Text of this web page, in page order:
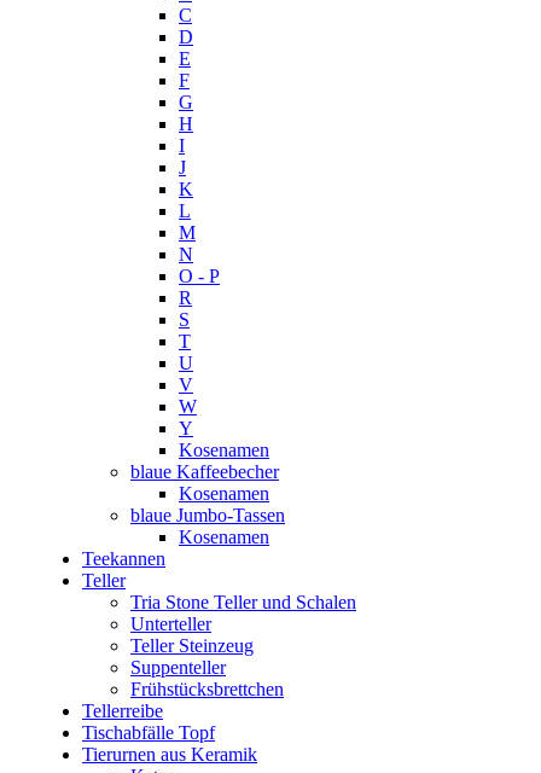
C
D
E
F
G
H
I
J
K
L
M
N
O - P
R
S
T
U
V
W
Y
Kosenamen
blaue Kaffeebecher
Kosenamen
blaue Jumbo-Tassen
Kosenamen
Teekannen
Teller
Tria Stone Teller und Schalen
Unterteller
Teller Steinzeug
Suppenteller
Frühstücksbrettchen
Tellerreibe
Tischabfälle Topf
Tierurnen aus Keramik